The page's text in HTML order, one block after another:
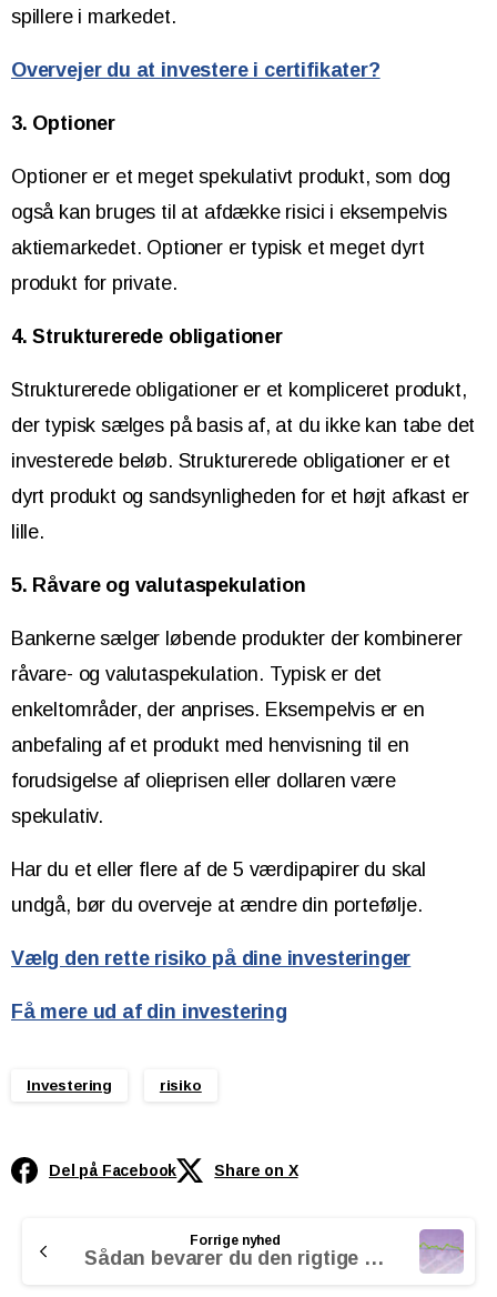
spillere i markedet.
Overvejer du at investere i certifikater?
3. Optioner
Optioner er et meget spekulativt produkt, som dog
også kan bruges til at afdække risici i eksempelvis
aktiemarkedet. Optioner er typisk et meget dyrt
produkt for private.
4. Strukturerede obligationer
Strukturerede obligationer er et kompliceret produkt,
der typisk sælges på basis af, at du ikke kan tabe det
investerede beløb. Strukturerede obligationer er et
dyrt produkt og sandsynligheden for et højt afkast er
lille.
5. Råvare og valutaspekulation
Bankerne sælger løbende produkter der kombinerer
råvare- og valutaspekulation. Typisk er det
enkeltområder, der anprises. Eksempelvis er en
anbefaling af et produkt med henvisning til en
forudsigelse af olieprisen eller dollaren være
spekulativ.
Har du et eller flere af de 5 værdipapirer du skal
undgå, bør du overveje at ændre din portefølje.
Vælg den rette risiko på dine investeringer
Få mere ud af din investering
Investering risiko
Del på Facebook Share on X
Reading
Forrige nyhed
Sådan bevarer du den rigtige risiko i porteføljen